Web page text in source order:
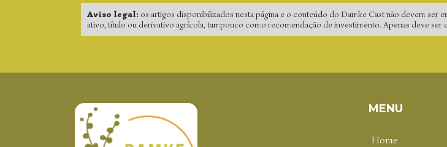
Aviso legal: os artigos disponibilizados nesta página e o conteúdo do Damke Cast não devem
ativo, título ou derivativo agrícola, tampouco como recomendação de investimento. Apenas deve ser
MENU
Home